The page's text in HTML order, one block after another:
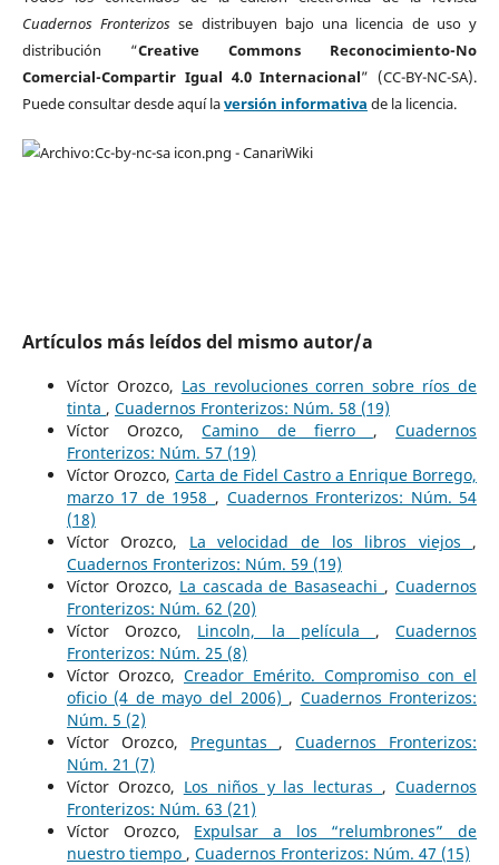
Cuadernos Fronterizos se distribuyen bajo una licencia de uso y
distribución “Creative Commons Reconocimiento-No
Comercial-Compartir Igual 4.0 Internacional” (CC-BY-NC-SA).
Puede consultar desde aquí laversión informativa de la licencia.
Artículos más leídos del mismo autor/a
Víctor Orozco, Las revoluciones corren sobre ríos de
tinta , Cuadernos Fronterizos: Núm. 58 (19)
Víctor Orozco,Camino de fierro ,Cuadernos
Fronterizos: Núm. 57 (19)
Víctor Orozco, Carta de Fidel Castro a Enrique Borrego,
marzo 17 de 1958 , Cuadernos Fronterizos: Núm. 54
(18)
Víctor Orozco, La velocidad de los libros viejos ,
Cuadernos Fronterizos: Núm. 59 (19)
Víctor Orozco, La cascada de Basaseachi ,Cuadernos
Fronterizos: Núm. 62 (20)
Víctor Orozco, Lincoln, la película ,Cuadernos
Fronterizos: Núm. 25 (8)
Víctor Orozco, Creador Emérito. Compromiso con el
oficio (4 de mayo del 2006) , Cuadernos Fronterizos:
Núm. 5 (2)
Víctor Orozco, Preguntas ,Cuadernos Fronterizos:
Núm. 21 (7)
Víctor Orozco, Los niños y las lecturas ,Cuadernos
Fronterizos: Núm. 63 (21)
Víctor Orozco, Expulsar a los “relumbrones” de
nuestro tiempo , Cuadernos Fronterizos: Núm. 47 (15)